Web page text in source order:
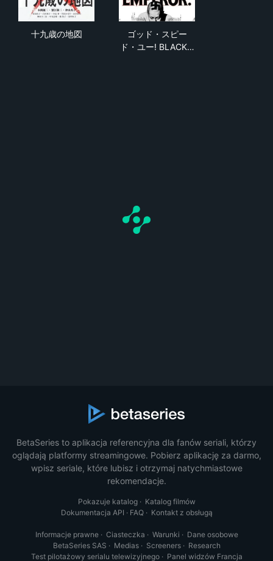
十九歳の地図
ゴッド・スピー
ド・ユー! BLACK…
BetaSeries to aplikacja referencyjna dla fanów seriali, którzy
oglądają platformy streamingowe. Pobierz aplikację za darmo,
wpisz seriale, które lubisz i otrzymaj natychmiastowe
rekomendacje.
Pokazuje katalog· Katalog filmów
Dokumentacja API · FAQ· Kontakt z obsługą
Informacje prawne· Ciasteczka · Warunki · Dane osobowe
BetaSeries SAS · Medias· Screeners· Research
Test pilotażowy serialu telewizyjnego· Panel widzów Francja